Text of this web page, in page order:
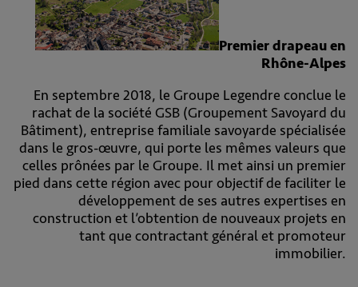
Premier drapeau en
Rhône-Alpes
En septembre 2018, le Groupe Legendre conclue le
rachat de la société GSB (Groupement Savoyard du
Bâtiment), entreprise familiale savoyarde spécialisée
dans le gros-œuvre, qui porte les mêmes valeurs que
celles prônées par le Groupe. Il met ainsi un premier
pied dans cette région avec pour objectif de faciliter le
développement de ses autres expertises en
construction et l’obtention de nouveaux projets en
tant que contractant général et promoteur
immobilier.